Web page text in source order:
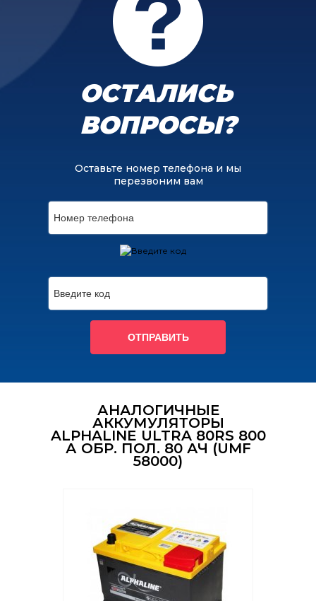
ОСТАЛИСЬ
ВОПРОСЫ?
Оставьте номер телефона и мы
перезвоним вам
ОТПРАВИТЬ
АНАЛОГИЧНЫЕ
АККУМУЛЯТОРЫ
ALPHALINE ULTRA 80RS 800
А ОБР. ПОЛ. 80 АЧ (UMF
58000)